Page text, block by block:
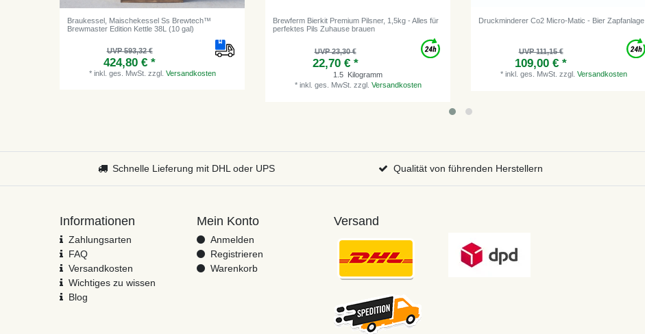
Braukessel, Maischekessel Ss Brewtech™
Brewmaster Edition Kettle 38L (10 gal)
UVP 593,32 €
424,80 € *
* inkl. ges. MwSt. zzgl. Versandkosten
Brewferm Bierkit Premium Pilsner, 1,5kg - Alles für
perfektes Pils Zuhause brauen
UVP 23,30 €
22,70 € *
1.5
Kilogramm
* inkl. ges. MwSt. zzgl. Versandkosten
Druckminderer Co2 Micro-Matic - Bier Zapfanlage
UVP 111,15 €
109,00 € *
* inkl. ges. MwSt. zzgl. Versandkosten
Schnelle Lieferung mit DHL oder UPS Qualität von führenden Herstellern
Informationen
Zahlungsarten
FAQ
Versandkosten
Wichtiges zu wissen
Blog
Mein Konto
Anmelden
Registrieren
Warenkorb
Versand